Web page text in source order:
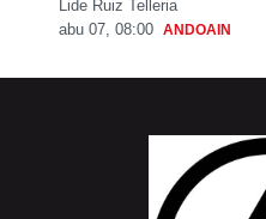
Lide Ruiz Telleria
abu 07, 08:00 ANDOAIN